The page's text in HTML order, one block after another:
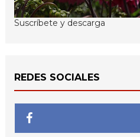
Suscríbete y descarga
REDES SOCIALES